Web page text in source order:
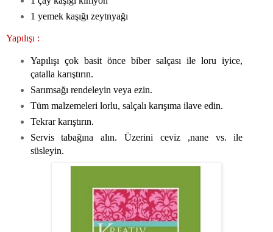
1 yemek kaşığı zeytnyağı
Yapılışı :
Yapılışı çok basit önce biber salçası ile loru iyice,
çatalla karıştırın.
Sarımsağı rendeleyin veya ezin.
Tüm malzemeleri lorlu, salçalı karışıma ilave edin.
Tekrar karıştırın.
Servis tabağına alın. Üzerini ceviz ,nane vs. ile
süsleyin.